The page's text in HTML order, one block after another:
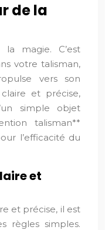
de la
magie. C’est
votre talisman,
vers son
et précise,
simple objet
talisman**
l’efficacité du
et
et précise, il est
règles simples.